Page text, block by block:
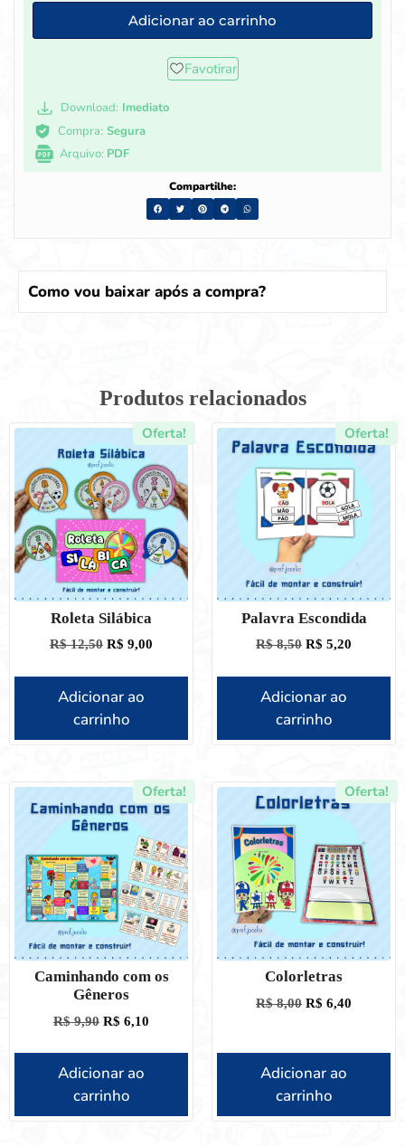
Adicionar ao carrinho
Favotirar
Download: Imediato
Compra: Segura
Arquivo: PDF
Compartilhe:
Como vou baixar após a compra?
Produtos relacionados
Oferta!
Roleta Silábica
R$12,50 R$ 9,00
Adicionar ao
carrinho
Oferta!
Palavra Escondida
R$8,50 R$ 5,20
Adicionar ao
carrinho
Oferta!
Caminhando com os
Gêneros
R$9,90 R$ 6,10
Adicionar ao
carrinho
Oferta!
Colorletras
R$8,00 R$ 6,40
Adicionar ao
carrinho